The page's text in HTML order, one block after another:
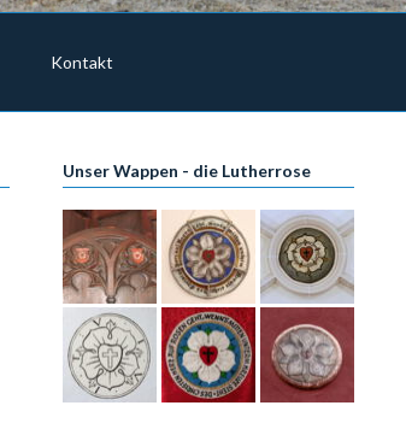
Kontakt
Unser Wappen - die Lutherrose